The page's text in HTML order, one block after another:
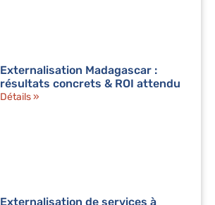
Externalisation Madagascar :
résultats concrets & ROI attendu
Détails »
Externalisation de services à